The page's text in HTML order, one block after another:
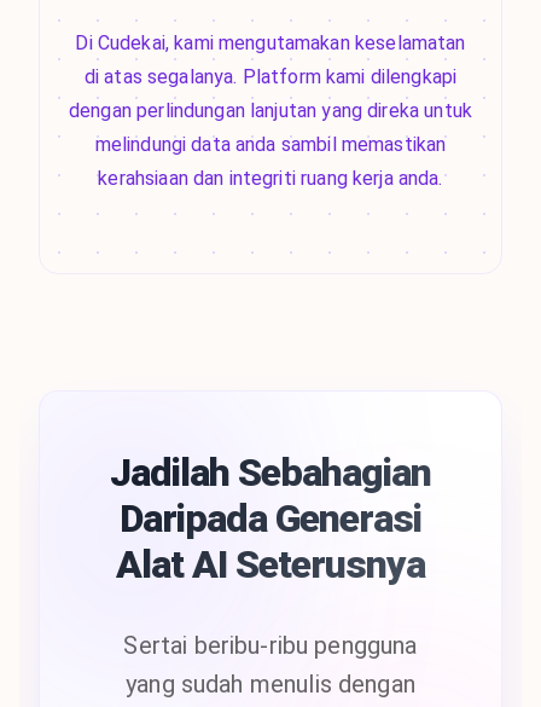
Di Cudekai, kami mengutamakan keselamatan
di atas segalanya. Platform kami dilengkapi
dengan perlindungan lanjutan yang direka untuk
melindungi data anda sambil memastikan
kerahsiaan dan integriti ruang kerja anda.
Jadilah Sebahagian
Daripada Generasi
Alat AI Seterusnya
Sertai beribu-ribu pengguna
yang sudah menulis dengan